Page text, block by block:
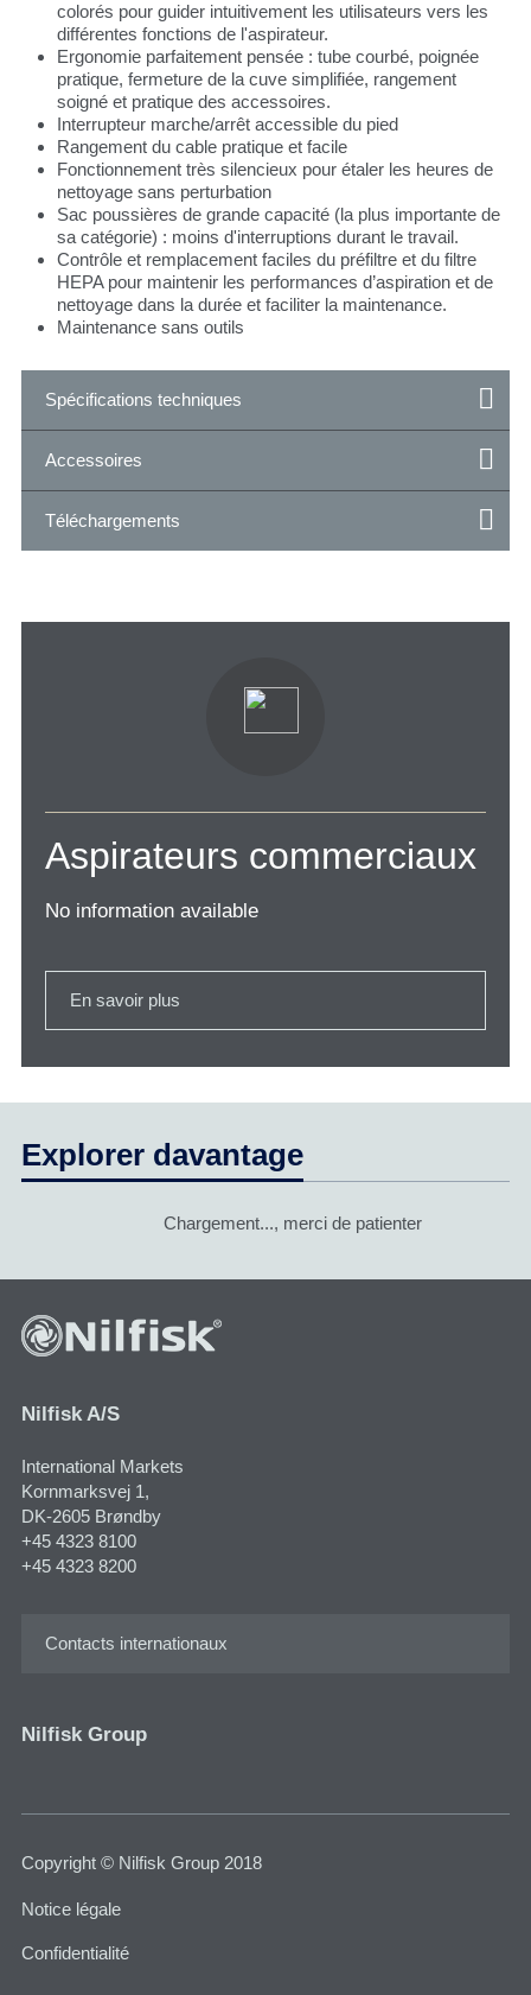
colorés pour guider intuitivement les utilisateurs vers les
différentes fonctions de l'aspirateur.
Ergonomie parfaitement pensée : tube courbé, poignée
pratique, fermeture de la cuve simplifiée, rangement
soigné et pratique des accessoires.
Interrupteur marche/arrêt accessible du pied
Rangement du cable pratique et facile
Fonctionnement très silencieux pour étaler les heures de
nettoyage sans perturbation
Sac poussières de grande capacité (la plus importante de
sa catégorie) : moins d'interruptions durant le travail.
Contrôle et remplacement faciles du préfiltre et du filtre
HEPA pour maintenir les performances d’aspiration et de
nettoyage dans la durée et faciliter la maintenance.
Maintenance sans outils
Spécifications techniques
Accessoires
Téléchargements
Aspirateurs commerciaux
No information available
En savoir plus
Explorer davantage
Chargement..., merci de patienter
Nilfisk A/S
International Markets
Kornmarksvej 1​,
DK-2605 Brøndby
+45 4323 8100
+45 4323 8200
Contacts internationaux
Nilfisk Group
Copyright © Nilfisk Group 2018
Notice légale
Confidentialité